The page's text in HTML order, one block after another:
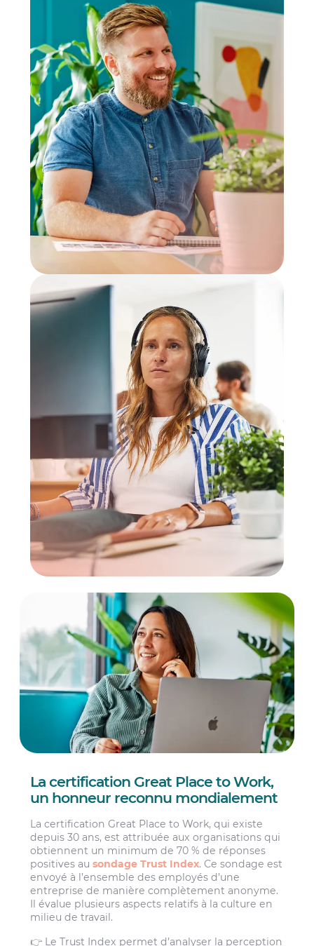
La certification Great Place to Work,
un honneur reconnu mondialement
La certification Great Place to Work, qui existe
depuis 30 ans, est attribuée aux organisations qui
obtiennent un minimum de 70 % de réponses
positives ausondage Trust Index. Ce sondage est
envoyé à l’ensemble des employés d’une
entreprise de manière complètement anonyme.
Il évalue plusieurs aspects relatifs à la culture en
milieu de travail.
👉 Le Trust Index permet d’analyser la perception